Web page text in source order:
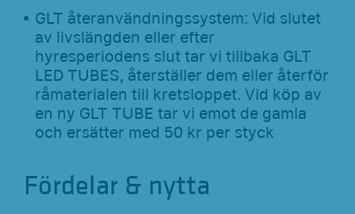
GLT återanvändningssystem: Vid slutet
av livslängden eller efter
hyresperiodens slut tar vi tillbaka GLT
LED TUBES, återställer dem eller återför
råmaterialen till kretsloppet. Vid köp av
en ny GLT TUBE tar vi emot de gamla
och ersätter med 50 kr per styck
Fördelar & nytta